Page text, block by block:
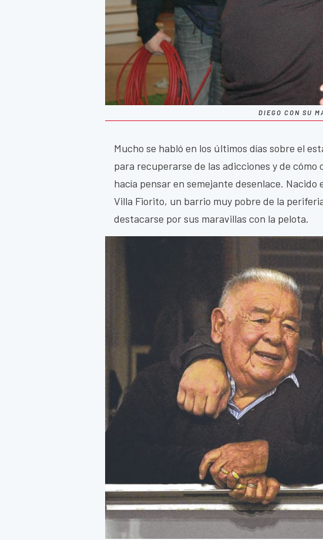
DIEGO CON SU
Mucho se habló en los últimos días sobre el
para recuperarse de las adicciones y de
hacía pensar en semejante desenlace.
Villa Fiorito, un barrio muy pobre de la
destacarse por sus maravillas con la pelota.